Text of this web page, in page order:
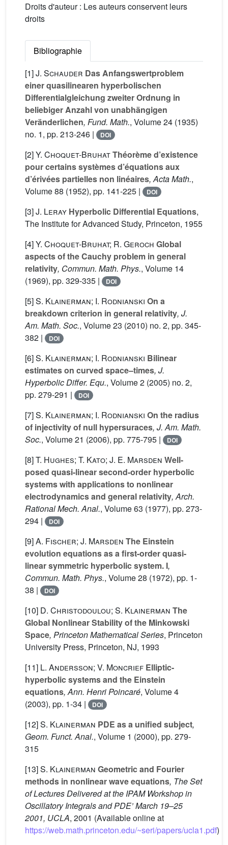
Droits d'auteur : Les auteurs conservent leurs
droits
Bibliographie
[1]J. Schauder Das Anfangswertproblem
einer quasilinearen hyperbolischen
Differentialgleichung zweiter Ordnung in
beliebiger Anzahl von unabhängigen
Veränderlichen, Fund. Math., Volume 24 (1935)
no. 1, pp. 213-246 |
DOI
[2]Y. Choquet-BruhatThéorème d’existence
pour certains systèmes d’équations aux
d’érivées partielles non linéaires, Acta Math.,
Volume 88 (1952), pp. 141-225 | DOI
[3]J. Leray Hyperbolic Differential Equations,
The Institute for Advanced Study, Princeton, 1955
[4]Y. Choquet-Bruhat; R. Geroch Global
aspects of the Cauchy problem in general
relativity, Commun. Math. Phys., Volume 14
(1969), pp. 329-335 |
DOI
[5]S. Klainerman; I. Rodnianski On a
breakdown criterion in general relativity, J.
Am. Math. Soc., Volume 23 (2010) no. 2, pp. 345-
382 |
DOI
[6]S. Klainerman; I. Rodnianski Bilinear
estimates on curved space–times, J.
Hyperbolic Differ. Equ., Volume 2 (2005) no. 2,
pp. 279-291 |
DOI
[7]S. Klainerman; I. Rodnianski On the radius
of injectivity of null hypersuraces, J. Am. Math.
Soc., Volume 21 (2006), pp. 775-795 | DOI
[8]T. Hughes; T. Kato; J. E. Marsden Well-
posed quasi-linear second-order hyperbolic
systems with applications to nonlinear
electrodynamics and general relativity, Arch.
Rational Mech. Anal., Volume 63 (1977), pp. 273-
294 |
DOI
[9]A. Fischer; J. Marsden The Einstein
evolution equations as a first-order quasi-
linear symmetric hyperbolic system. I,
Commun. Math. Phys., Volume 28 (1972), pp. 1-
38 |
DOI
[10] D. Christodoulou; S. Klainerman The
Global Nonlinear Stability of the Minkowski
Space, Princeton Mathematical Series, Princeton
University Press, Princeton, NJ, 1993
[11] L. Andersson; V. Moncrief Elliptic-
hyperbolic systems and the Einstein
equations, Ann. Henri Poincaré, Volume 4
(2003), pp. 1-34 |
DOI
[12]S. Klainerman PDE as a unified subject,
Geom. Funct. Anal., Volume 1 (2000), pp. 279-
315
[13]S. Klainerman Geometric and Fourier
methods in nonlinear wave equations, The Set
of Lectures Delivered at the IPAM Workshop in
Oscillatory Integrals and PDE’ March 19–25
2001, UCLA, 2001 (Available online at
https://web.math.princeton.edu/~seri/papers/ucla1.pdf)